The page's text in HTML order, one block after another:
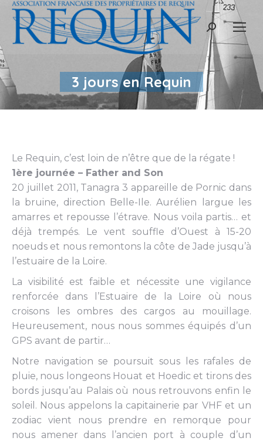
Recherche
3 jours en Requin
Le Requin, c’est loin de n’être que de la régate !
1ère journée – Father and Son
20 juillet 2011, Tanagra 3 appareille de Pornic dans
la bruine, direction Belle-Ile. Aurélien largue les
amarres et repousse l’étrave. Nous voila partis… et
déjà trempés. Le vent souffle d’Ouest à 15-20
noeuds et nous remontons la côte de Jade jusqu’à
l’estuaire de la Loire.
La visibilité est faible et nécessite une vigilance
renforcée dans l’Estuaire de la Loire où nous
croisons les ombres des cargos au mouillage.
Heureusement, nous nous sommes équipés d’un
GPS avant de partir…
Notre navigation se poursuit sous les rafales de
pluie, nous longeons Houat et Hoedic et tirons des
bords jusqu’au Palais où nous retrouvons enfin le
soleil. Nous appelons la capitainerie par VHF et un
zodiac vient nous prendre en remorque pour
nous amener dans l’ancien port à couple d’un